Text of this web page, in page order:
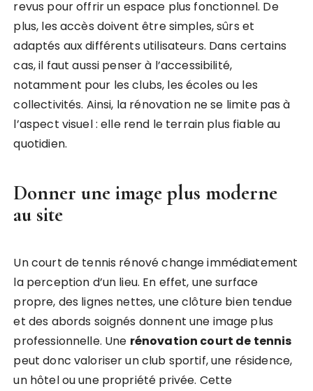
revus pour offrir un espace plus fonctionnel. De
plus, les accès doivent être simples, sûrs et
adaptés aux différents utilisateurs. Dans certains
cas, il faut aussi penser à l’accessibilité,
notamment pour les clubs, les écoles ou les
collectivités. Ainsi, la rénovation ne se limite pas à
l’aspect visuel : elle rend le terrain plus fiable au
quotidien.
Donner une image plus moderne
au site
Un court de tennis rénové change immédiatement
la perception d’un lieu. En effet, une surface
propre, des lignes nettes, une clôture bien tendue
et des abords soignés donnent une image plus
professionnelle. Une rénovation court de tennis
peut donc valoriser un club sportif, une résidence,
un hôtel ou une propriété privée. Cette